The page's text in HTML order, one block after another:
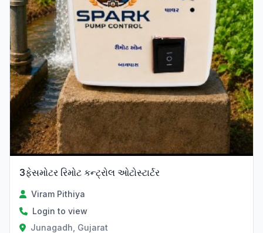
3ફેસમોટર રિમોટ કન્ટ્રોલ ઓટોસ્ટાર્ટર
Viram Pithiya
Login to view
Junagadh, Gujarat